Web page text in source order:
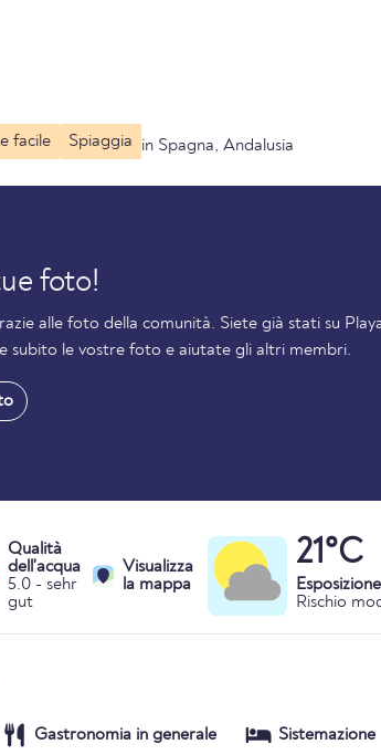
facile Spiaggia in Spagna, Andalusia
foto!
alle foto della comunità. Siete già stati su
subito le vostre foto e aiutate gli altri membri.
Qualità
dell'acqua
5.0 - sehr
gut
Visualizza
la mappa
21°C
Rischio
Gastronomia in generale Sistemazione